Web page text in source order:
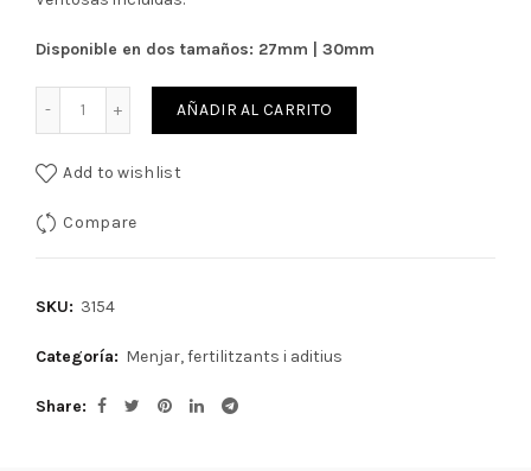
Disponible en dos tamaños: 27mm | 30mm
AÑADIR AL CARRITO
Add to wishlist
Compare
SKU: 3154
Categoría: Menjar, fertilitzants i aditius
Share